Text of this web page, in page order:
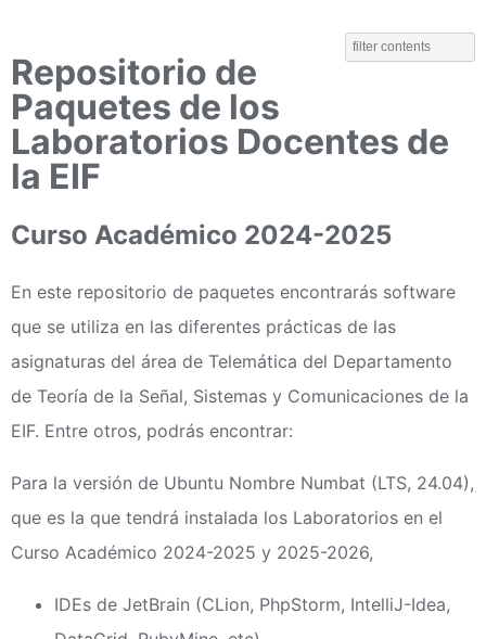
Repositorio de
Paquetes de los
Laboratorios Docentes de
la EIF
Curso Académico 2024-2025
En este repositorio de paquetes encontrarás software
que se utiliza en las diferentes prácticas de las
asignaturas del área de Telemática del Departamento
de Teoría de la Señal, Sistemas y Comunicaciones de la
EIF. Entre otros, podrás encontrar:
Para la versión de Ubuntu Nombre Numbat (LTS, 24.04),
que es la que tendrá instalada los Laboratorios en el
Curso Académico 2024-2025 y 2025-2026,
IDEs de JetBrain (CLion, PhpStorm, IntelliJ-Idea,